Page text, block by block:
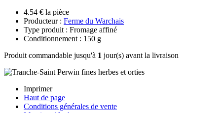
4.54 € la pièce
Producteur : Ferme du Warchais
Type produit : Fromage affiné
Conditionnement : 150 g
Produit commandable jusqu'à 1 jour(s) avant la livraison
Imprimer
Haut de page
Conditions générales de vente